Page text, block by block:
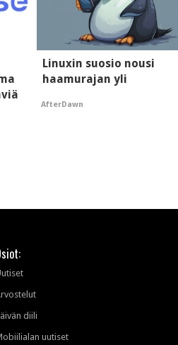
Linuxin suosio nousi
haamurajan yli
AfterDawn
diili
uutiset